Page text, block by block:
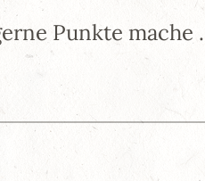
Punkte mache